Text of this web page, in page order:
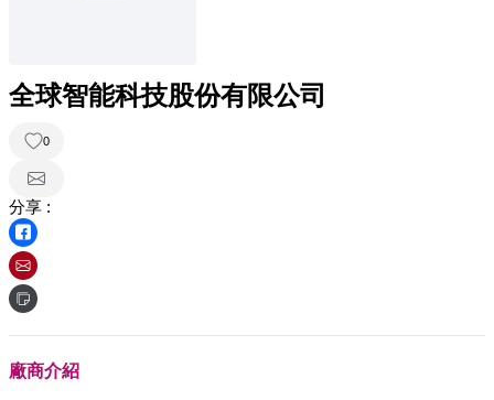
全球智能科技股份有限公司
0
分享 :
廠商介紹